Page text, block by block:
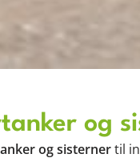
og
og sisternertil